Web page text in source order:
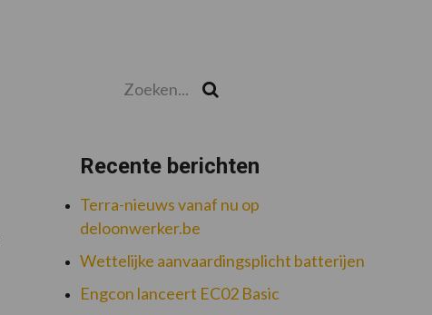
Recente berichten
Terra-nieuws vanaf nu op
deloonwerker.be
Wettelijke aanvaardingsplicht batterijen
Engcon lanceert EC02 Basic